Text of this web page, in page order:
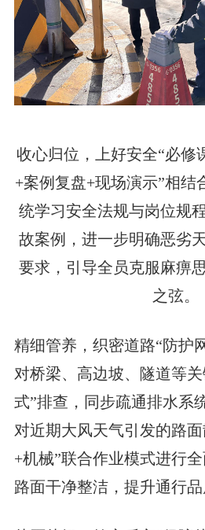
收心归位，上好安全“必修
+案例复盘+现场演示”相结
统学习安全法规与岗位规
故案例，进一步明确恶劣
要求，引导全员克服麻痹
之弦。
精细管养，织密道路“防护
对桥梁、高边坡、隧道等
式”排查，同步疏通排水系
对近期大风天气引发的路
+机械”联合作业模式进行
路面干净整洁，提升通行品